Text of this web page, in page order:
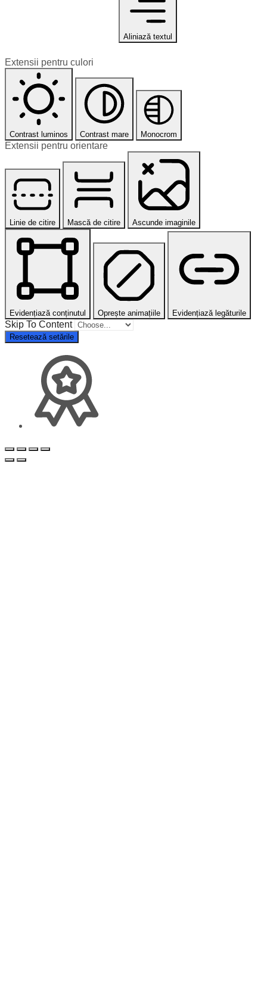
Aliniază textul
Extensii pentru culori
Contrast luminos Contrast mare Monocrom
Extensii pentru orientare
Linie de citire Mască de citire Ascunde imaginile
Evidențiază conținutul Oprește animațiile Evidențiază legăturile
Skip To Content
Resetează setările